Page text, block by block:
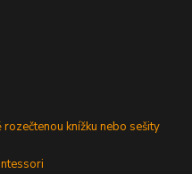
knížku nebo sešity